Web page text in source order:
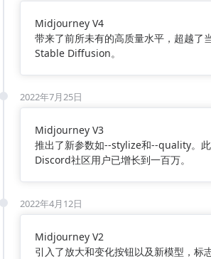
Midjourney V4
带来了前所未有的高质量水平，超越了
Stable Diffusion。
2022年7月25日
Midjourney V3
推出了新参数如--stylize和--quality。
Discord社区用户已增长到一百万。
2022年4月12日
Midjourney V2
引入了放大和变化按钮以及新模型，标